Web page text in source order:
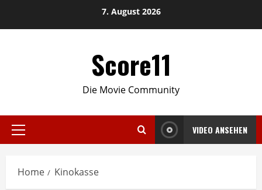
7. August 2026
Score11
Die Movie Community
Primary
VIDEO ANSEHEN
Home Kinokasse